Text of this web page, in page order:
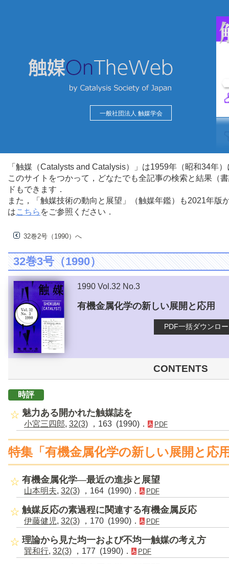
一般社団法人 触媒学会
「触媒（Catalysts and Catalysis）」は1959年（昭和34年
このサイトをつかって，どなたでも全記事の検索と結果（
ドもできます．
また，「触媒技術の動向と展望」（触媒年鑑）も2021年
はこちら をご参照ください．
32巻2号（1990）へ
32巻3号（1990）
1990 Vol.32 No.3
有機金属化学の新しい展開と応用
PDF一括ダウンロ
CONTENTS
時評
魅力ある開かれた触媒誌を
小宮三四郎, 32(3) ，163 (1990)． PDF
特集「有機金属化学の新しい展開と応
有機金属化学―最近の進歩と展望
山本明夫, 32(3) ，164 (1990)． PDF
触媒反応の素過程に関連する有機金属反応
伊藤健児, 32(3) ，170 (1990)． PDF
理論から見た均一および不均一触媒の考え方
巽和行, 32(3) ，177 (1990)． PDF